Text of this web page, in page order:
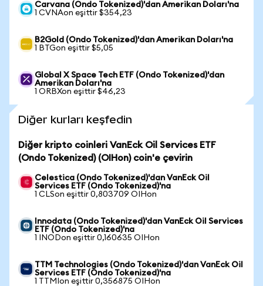
Carvana (Ondo Tokenized)'dan Amerikan Doları'na
1 CVNAon eşittir $354,23
B2Gold (Ondo Tokenized)'dan Amerikan Doları'na
1 BTGon eşittir $5,05
Global X Space Tech ETF (Ondo Tokenized)'dan
Amerikan Doları'na
1 ORBXon eşittir $46,23
Diğer kurları keşfedin
Diğer kripto coinleri VanEck Oil Services ETF
(Ondo Tokenized) (OIHon) coin'e çevirin
Celestica (Ondo Tokenized)'dan VanEck Oil
Services ETF (Ondo Tokenized)'na
1 CLSon eşittir 0,803709 OIHon
Innodata (Ondo Tokenized)'dan VanEck Oil Services
ETF (Ondo Tokenized)'na
1 INODon eşittir 0,160635 OIHon
TTM Technologies (Ondo Tokenized)'dan VanEck Oil
Services ETF (Ondo Tokenized)'na
1 TTMIon eşittir 0,356875 OIHon